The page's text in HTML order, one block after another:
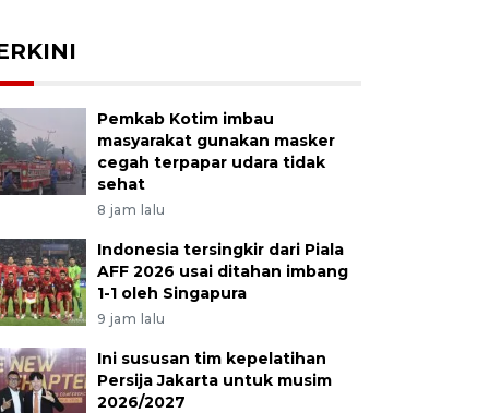
Pemkab Kotim imbau
masyarakat gunakan masker
cegah terpapar udara tidak
sehat
8 jam lalu
Indonesia tersingkir dari Piala
AFF 2026 usai ditahan imbang
1-1 oleh Singapura
9 jam lalu
Ini sususan tim kepelatihan
Persija Jakarta untuk musim
2026/2027